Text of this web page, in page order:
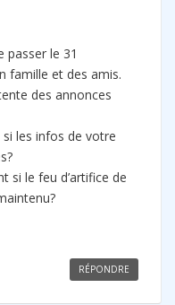
passer le 31
famille et des amis.
des annonces
les infos de votre
si le feu d’artifice de
RÉPONDRE